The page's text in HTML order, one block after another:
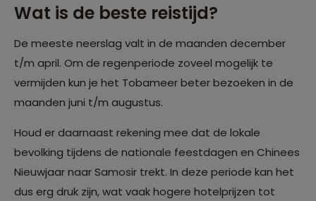
Wat is de beste reistijd?
De meeste neerslag valt in de maanden december
t/m april. Om de regenperiode zoveel mogelijk te
vermijden kun je het Tobameer beter bezoeken in de
maanden juni t/m augustus.
Houd er daarnaast rekening mee dat de lokale
bevolking tijdens de nationale feestdagen en Chinees
Nieuwjaar naar Samosir trekt. In deze periode kan het
dus erg druk zijn, wat vaak hogere hotelprijzen tot